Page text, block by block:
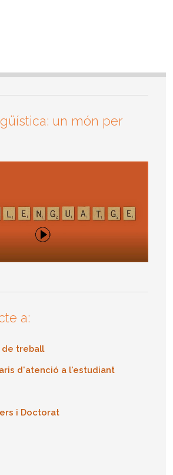
un món per
a:
de treball
d'atenció a l'estudiant
i Doctorat